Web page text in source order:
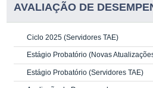
AVALIAÇÃO DE
Ciclo 2025 (Servidores TAE)
Estágio Probatório (Novas
Estágio Probatório (Servidores TAE)